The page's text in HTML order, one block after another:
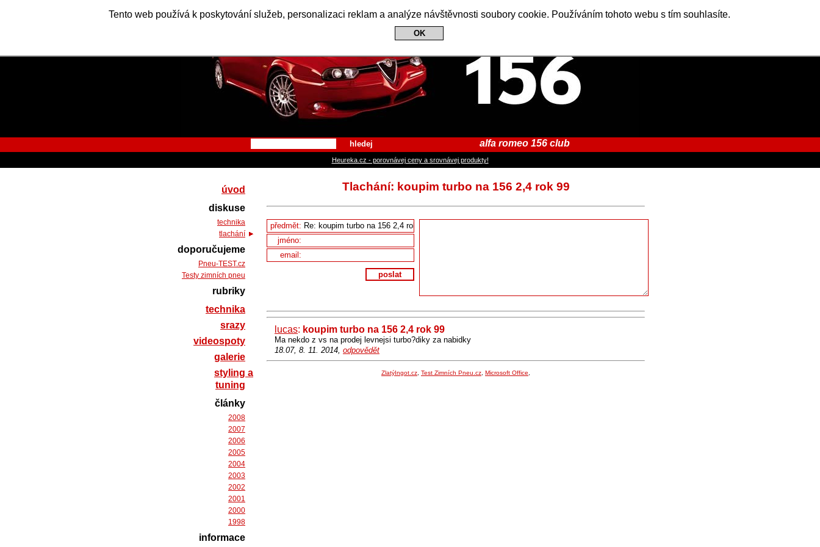
Tento web používá k poskytování služeb, personalizaci reklam a analýze návštěvnosti soubory cookie. Používáním tohoto webu s tím souhlasíte.
OK
Alfa Romeo 156 Club
hledej alfa romeo 156 club
Heureka.cz - porovnávej ceny a srovnávej produkty!
Tlachání: koupim turbo na 156 2,4 rok 99
předmět:
jméno:
email:
poslat
lucas: koupim turbo na 156 2,4 rok 99
Ma nekdo z vs na prodej levnejsi turbo?diky za nabidky
18.07, 8. 11. 2014, odpovědět
ZlatýIngot.cz Test Zimních Pneu.cz Microsoft Office
úvod
diskuse
technika
tlachání
doporučujeme
Pneu-TEST.cz
Testy zimních pneu
rubriky
technika
srazy
videospoty
galerie
styling a
tuning
články
2008
2007
2006
2005
2004
2003
2002
2001
2000
1998
informace